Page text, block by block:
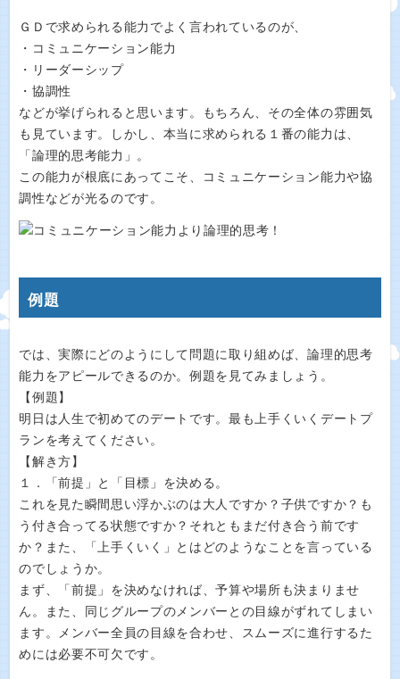
ＧＤで求められる能力でよく言われているのが、
・コミュニケーション能力
・リーダーシップ
・協調性
などが挙げられると思います。もちろん、その全体の雰囲気
も見ています。しかし、本当に求められる１番の能力は、
「論理的思考能力」。
この能力が根底にあってこそ、コミュニケーション能力や協
調性などが光るのです。
例題
では、実際にどのようにして問題に取り組めば、論理的思考
能力をアピールできるのか。例題を見てみましょう。
【例題】
明日は人生で初めてのデートです。最も上手くいくデートプ
ランを考えてください。
【解き方】
１．「前提」と「目標」を決める。
これを見た瞬間思い浮かぶのは大人ですか？子供ですか？も
う付き合ってる状態ですか？それともまだ付き合う前です
か？また、「上手くいく」とはどのようなことを言っている
のでしょうか。
まず、「前提」を決めなければ、予算や場所も決まりませ
ん。また、同じグループのメンバーとの目線がずれてしまい
ます。メンバー全員の目線を合わせ、スムーズに進行するた
めには必要不可欠です。